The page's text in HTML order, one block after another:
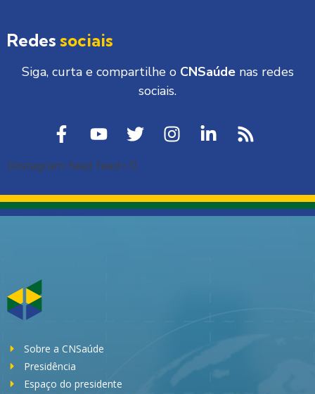
Redes sociais
Siga, curta e compartilhe o CNSaúdenas redes
sociais.
[instagram-feed feed=1]
Sobre a CNSaúde
Presidência
Espaço do presidente